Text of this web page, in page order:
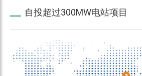
自投超过300MW电站项目